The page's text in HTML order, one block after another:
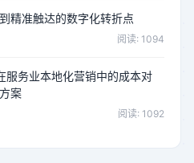
精准触达的数字化转折点
阅读: 1094
务业本地化营销中的成本对
案
阅读: 1092